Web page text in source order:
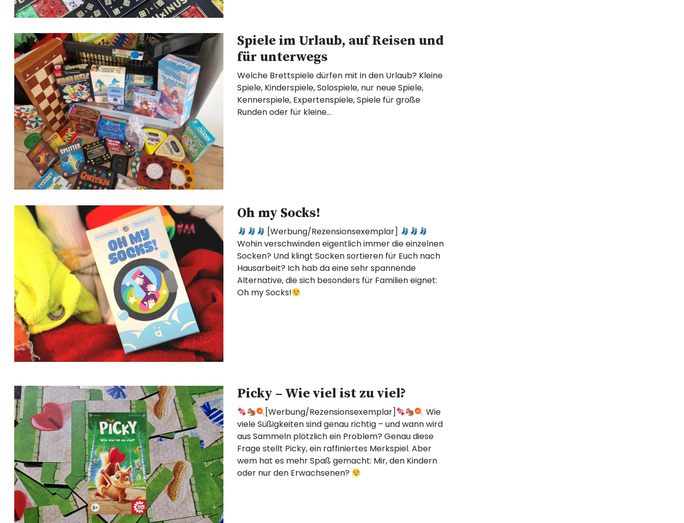
Spiele im Urlaub, auf Reisen und
für unterwegs
Welche Brettspiele dürfen mit in den Urlaub? Kleine
Spiele, Kinderspiele, Solospiele, nur neue Spiele,
Kennerspiele, Expertenspiele, Spiele für große
Runden oder für kleine…
Oh my Socks!
[Werbung/Rezensionsexemplar]
Wohin verschwinden eigentlich immer die einzelnen
Socken? Und klingt Socken sortieren für Euch nach
Hausarbeit? Ich hab da eine sehr spannende
Alternative, die sich besonders für Familien eignet:
Oh my Socks!
Picky – Wie viel ist zu viel?
[Werbung/Rezensionsexemplar]
Wie
viele Süßigkeiten sind genau richtig – und wann wird
aus Sammeln plötzlich ein Problem? Genau diese
Frage stellt Picky, ein raffiniertes Merkspiel. Aber
wem hat es mehr Spaß gemacht: Mir, den Kindern
oder nur den Erwachsenen?